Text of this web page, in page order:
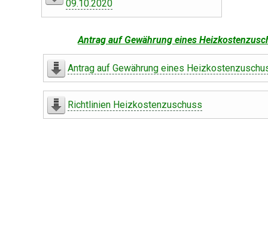
09.10.2020
Antrag auf Gewährung eines
Antrag auf Gewährung eines
Richtlinien Heizkostenzuschuss